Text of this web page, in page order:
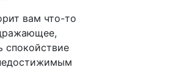
вам что-то
спокойствие